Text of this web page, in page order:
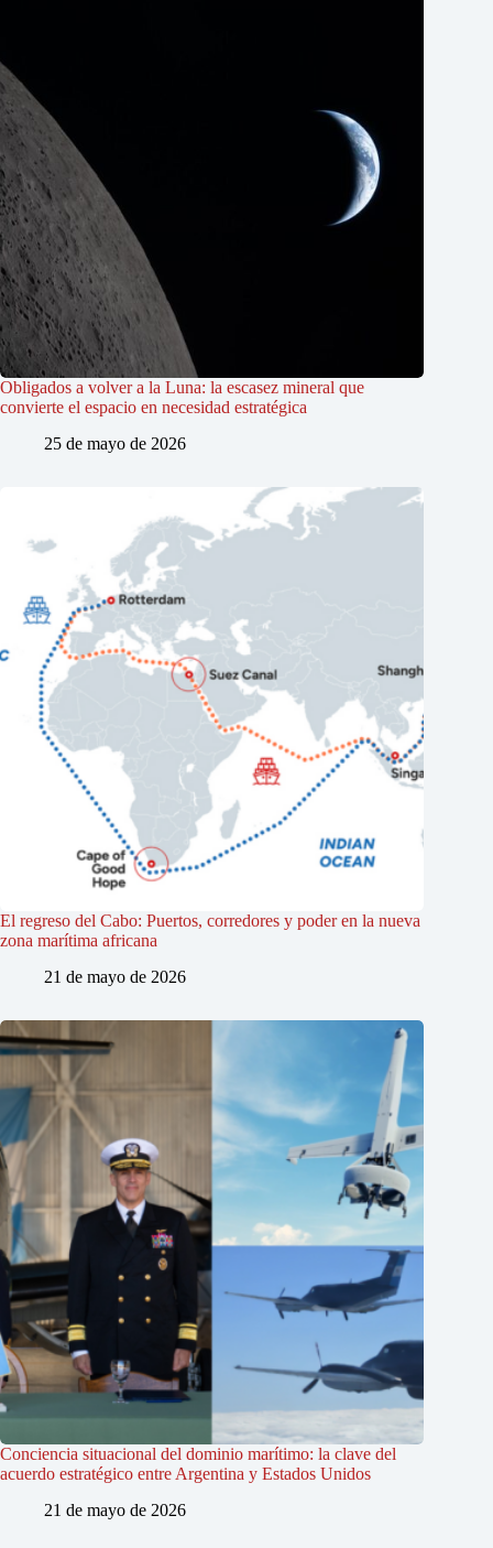
Obligados a volver a la Luna: la escasez mineral que
convierte el espacio en necesidad estratégica
25 de mayo de 2026
El regreso del Cabo: Puertos, corredores y poder en la nueva
zona marítima africana
21 de mayo de 2026
Conciencia situacional del dominio marítimo: la clave del
acuerdo estratégico entre Argentina y Estados Unidos
21 de mayo de 2026